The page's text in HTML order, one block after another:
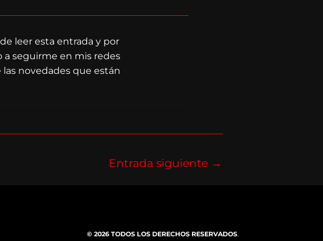
leer esta entrada y por
a seguirme en mis redes
novedades que están
Entrada siguiente →
© 2026 TODOS LOS DERECHOS RESERVADOS.